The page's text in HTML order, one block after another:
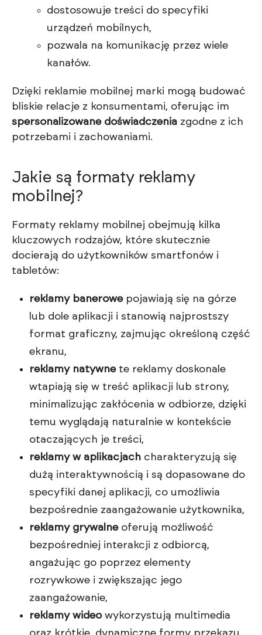
dostosowuje treści do specyfiki
urządzeń mobilnych,
pozwala na komunikację przez wiele
kanałów.
Dzięki reklamie mobilnej marki mogą budować
bliskie relacje z konsumentami, oferując im
spersonalizowane doświadczenia zgodne z ich
potrzebami i zachowaniami.
Jakie są formaty reklamy
mobilnej?
Formaty reklamy mobilnej obejmują kilka
kluczowych rodzajów, które skutecznie
docierają do użytkowników smartfonów i
tabletów:
reklamy banerowepojawiają się na górze
lub dole aplikacji i stanowią najprostszy
format graficzny, zajmując określoną część
ekranu,
reklamy natywnete reklamy doskonale
wtapiają się w treść aplikacji lub strony,
minimalizując zakłócenia w odbiorze, dzięki
temu wyglądają naturalnie w kontekście
otaczających je treści,
reklamy w aplikacjach charakteryzują się
dużą interaktywnością i są dopasowane do
specyfiki danej aplikacji, co umożliwia
bezpośrednie zaangażowanie użytkownika,
reklamy grywalneoferują możliwość
bezpośredniej interakcji z odbiorcą,
angażując go poprzez elementy
rozrywkowe i zwiększając jego
zaangażowanie,
reklamy wideowykorzystują multimedia